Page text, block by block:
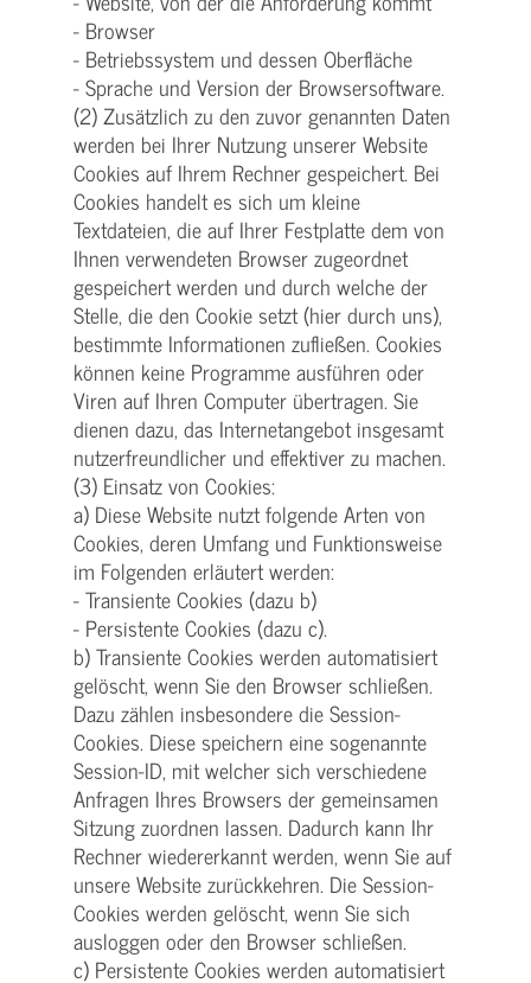
- Browser
- Betriebssystem und dessen Oberfläche
- Sprache und Version der Browsersoftware.
(2) Zusätzlich zu den zuvor genannten Daten
werden bei Ihrer Nutzung unserer Website
Cookies auf Ihrem Rechner gespeichert. Bei
Cookies handelt es sich um kleine
Textdateien, die auf Ihrer Festplatte dem von
Ihnen verwendeten Browser zugeordnet
gespeichert werden und durch welche der
Stelle, die den Cookie setzt (hier durch uns),
bestimmte Informationen zufließen. Cookies
können keine Programme ausführen oder
Viren auf Ihren Computer übertragen. Sie
dienen dazu, das Internetangebot insgesamt
nutzerfreundlicher und effektiver zu machen.
(3) Einsatz von Cookies:
a) Diese Website nutzt folgende Arten von
Cookies, deren Umfang und Funktionsweise
im Folgenden erläutert werden:
- Transiente Cookies (dazu b)
- Persistente Cookies (dazu c).
b) Transiente Cookies werden automatisiert
gelöscht, wenn Sie den Browser schließen.
Dazu zählen insbesondere die Session-
Cookies. Diese speichern eine sogenannte
Session-ID, mit welcher sich verschiedene
Anfragen Ihres Browsers der gemeinsamen
Sitzung zuordnen lassen. Dadurch kann Ihr
Rechner wiedererkannt werden, wenn Sie auf
unsere Website zurückkehren. Die Session-
Cookies werden gelöscht, wenn Sie sich
ausloggen oder den Browser schließen.
c) Persistente Cookies werden automatisiert